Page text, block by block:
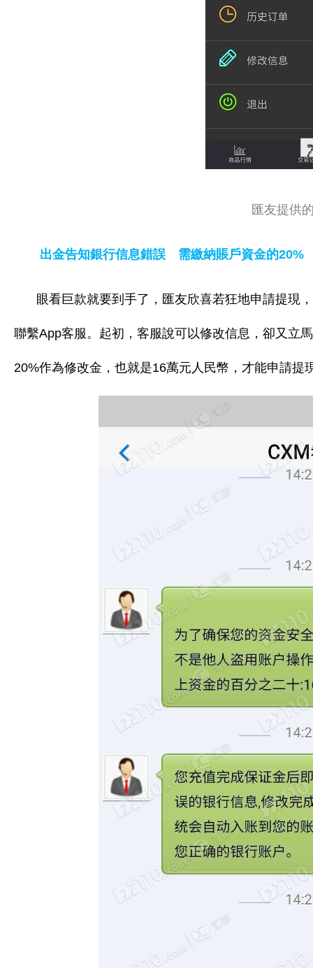
匯友提供
出金告知銀行信息錯誤 需繳納賬戶資金的20%
眼看巨款就要到手了， 匯友欣喜若狂地申請提現 ，
聯繫App客服。起初，客服說可以修改信息，卻又立
20%作為修改金，也就是16萬元人民幣，才能申請提